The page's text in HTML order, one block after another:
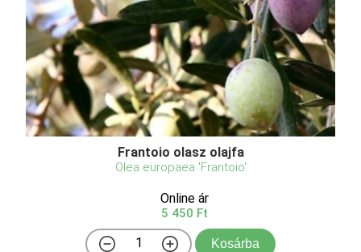
Frantoio olasz olajfa
Olea europaea 'Frantoio'
Online ár
5 450 Ft
Kosárba